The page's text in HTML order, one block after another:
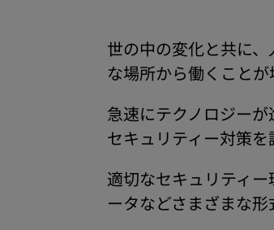
世の中の変化と共に
な場所から働くこと
急速にテクノロジー
セキュリティー対策
適切なセキュリティ
ータなどさまざまな